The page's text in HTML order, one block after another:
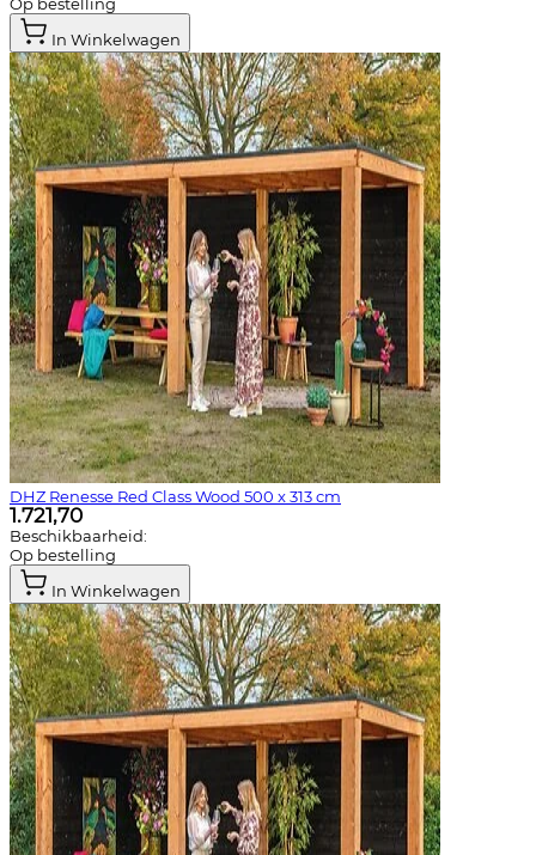
In Winkelwagen
DHZ Renesse Red Class Wood 500 x 313 cm
1.721,70
Beschikbaarheid:
Op bestelling
In Winkelwagen